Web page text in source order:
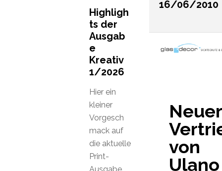
16/06/2010
Neuer
von
Ulano
Highligh
ts der
Ausgab
e
Kreativ
1/2026
Hier ein
kleiner
Vorgesch
mack auf
die aktuelle
Print-
Ausgabe.